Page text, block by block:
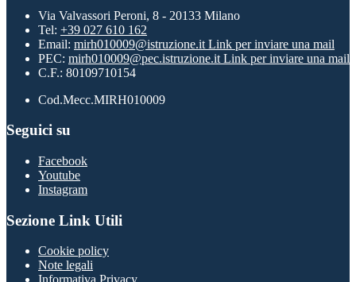
Via Valvassori Peroni, 8 - 20133 Milano
Tel: +39 027 610 162
Email: mirh010009@istruzione.it Link per inviare una mail
PEC: mirh010009@pec.istruzione.it Link per inviare una mail
C.F.: 80109710154
Cod.Mecc.MIRH010009
Seguici su
Facebook
Youtube
Instagram
Sezione Link Utili
Cookie policy
Note legali